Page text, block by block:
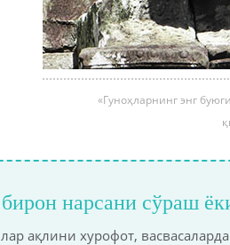
«Гуноҳларнинг энг
нарсани сўраш
ақлини хурофот,